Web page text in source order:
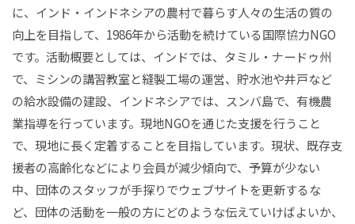
に、インド・インドネシアの農村で暮らす人々の生活の質の
向上を目指して、1986年から活動を続けている国際協力NGO
です。活動概要としては、インドでは、タミル・ナードゥ州
で、ミシンの講習教室と縫製工場の運営、貯水池や井戸など
の給水設備の建設、インドネシアでは、スンバ島で、有機農
業指導を行っています。現地NGOを通じた支援を行うこと
で、現地に長く定着することを目指しています。現状、既存支
援者の高齢化などにより会員が減少傾向で、予算が少ない
中、団体のスタッフが手探りでウェブサイトを更新するな
ど、団体の活動を一般の方にどのような伝えていけばよいか、